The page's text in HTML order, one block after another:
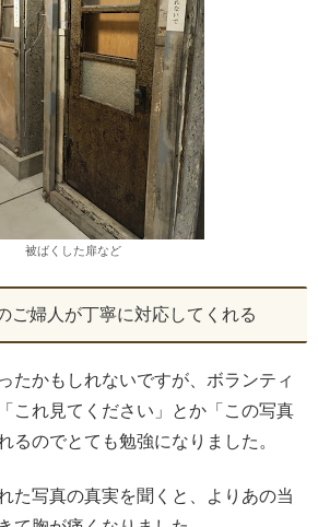
被ばくした扉など
ご婦人が丁寧に対応してくれる
たかもしれないですが、ボランティ
これ見てください」とか「この写真
のでとても勉強になりました。
た写真の真実を聞くと、よりあの当